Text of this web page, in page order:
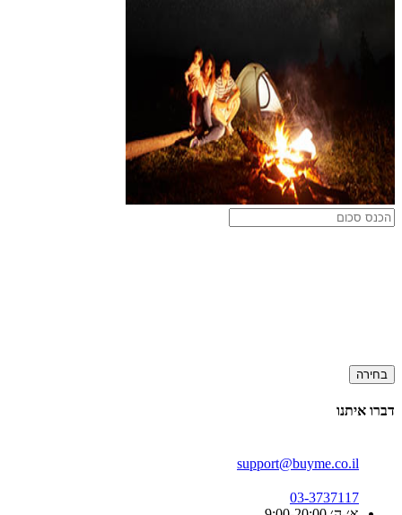
בחירה
דברו איתנו
support@buyme.co.il
03-3737117